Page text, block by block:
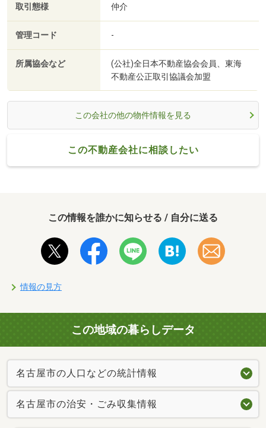
取引態様 仲介
管理コード -
所属協会など
(公社)全日本不動産協会会員、東海
不動産公正取引協議会加盟
この会社の他の物件情報を見る
この不動産会社に相談したい
この情報を誰かに知らせる / 自分に送る
情報の見方
この地域の暮らしデータ
名古屋市の人口などの統計情報
名古屋市の治安・ごみ収集情報